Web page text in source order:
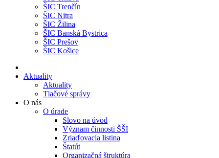
ŠIC Trenčín
ŠIC Nitra
ŠIC Žilina
ŠIC Banská Bystrica
ŠIC Prešov
ŠIC Košice
Aktuality
Aktuality
Tlačové správy
O nás
O úrade
Slovo na úvod
Význam činnosti ŠŠI
Zriaďovacia listina
Štatút
Organizačná štruktúra